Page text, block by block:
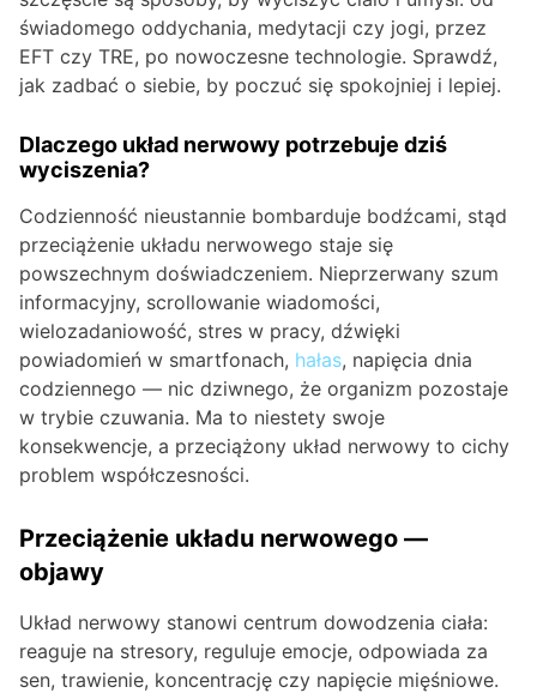
świadomego oddychania, medytacji czy jogi, przez
EFT czy TRE, po nowoczesne technologie. Sprawdź,
jak zadbać o siebie, by poczuć się spokojniej i lepiej.
Dlaczego układ nerwowy potrzebuje dziś
wyciszenia?
Codzienność nieustannie bombarduje bodźcami, stąd
przeciążenie układu nerwowego staje się
powszechnym doświadczeniem. Nieprzerwany szum
informacyjny, scrollowanie wiadomości,
wielozadaniowość, stres w pracy, dźwięki
powiadomień w smartfonach, hałas, napięcia dnia
codziennego — nic dziwnego, że organizm pozostaje
w trybie czuwania. Ma to niestety swoje
konsekwencje, a przeciążony układ nerwowy to cichy
problem współczesności.
Przeciążenie układu nerwowego —
objawy
Układ nerwowy stanowi centrum dowodzenia ciała:
reaguje na stresory, reguluje emocje, odpowiada za
sen, trawienie, koncentrację czy napięcie mięśniowe.